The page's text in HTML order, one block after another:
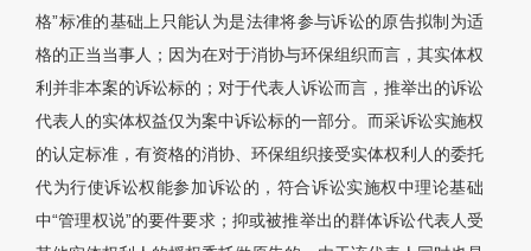
格”标准的基础上只能认为是法律将参与诉讼的原告拟制为适
格的正当当事人；因为在对于消协与环保组织而言，其实体权
利并非本案的诉讼标的；对于代表人诉讼而言，推举出的诉讼
代表人的实体权益仅为案中诉讼标的一部分。而采诉讼实施权
的认定标准，有资格的消协、环保组织接受实体权利人的委托
代为行使诉讼权能参加诉讼的，符合诉讼实施权中理论基础
中“管理权说”的要件要求；抑或被推举出的群体诉讼代表人受